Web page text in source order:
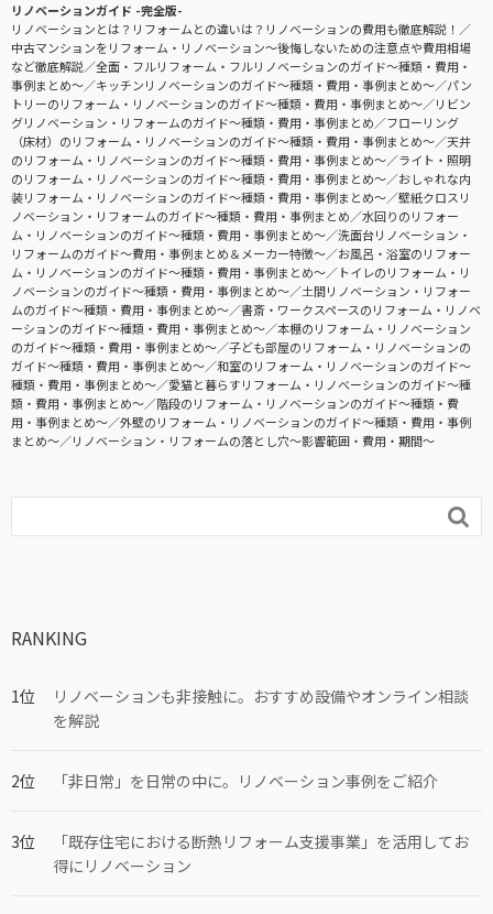
リノベーションガイド -完全版-
リノベーションとは？リフォームとの違いは？リノベーションの費用も徹底解説！
中古マンションをリフォーム・リノベーション〜後悔しないための注意点や費用相場
など徹底解説
全面・フルリフォーム・フルリノベーションのガイド〜種類・費用・
事例まとめ〜
キッチンリノベーションのガイド〜種類・費用・事例まとめ〜
パン
トリーのリフォーム・リノベーションのガイド〜種類・費用・事例まとめ〜
リビン
グリノベーション・リフォームのガイド〜種類・費用・事例まとめ
フローリング
（床材）のリフォーム・リノベーションのガイド〜種類・費用・事例まとめ〜
天井
のリフォーム・リノベーションのガイド〜種類・費用・事例まとめ〜
ライト・照明
のリフォーム・リノベーションのガイド〜種類・費用・事例まとめ〜
おしゃれな内
装リフォーム・リノベーションのガイド〜種類・費用・事例まとめ〜
壁紙クロスリ
ノベーション・リフォームのガイド〜種類・費用・事例まとめ
水回りのリフォー
ム・リノベーションのガイド〜種類・費用・事例まとめ〜
洗面台リノベーション・
リフォームのガイド〜費用・事例まとめ＆メーカー特徴〜
お風呂・浴室のリフォー
ム・リノベーションのガイド〜種類・費用・事例まとめ〜
トイレのリフォーム・リ
ノベーションのガイド〜種類・費用・事例まとめ〜
土間リノベーション・リフォー
ムのガイド〜種類・費用・事例まとめ〜
書斎・ワークスペースのリフォーム・リノベ
ーションのガイド〜種類・費用・事例まとめ〜
本棚のリフォーム・リノベーション
のガイド〜種類・費用・事例まとめ〜
子ども部屋のリフォーム・リノベーションの
ガイド〜種類・費用・事例まとめ〜
和室のリフォーム・リノベーションのガイド〜
種類・費用・事例まとめ〜
愛猫と暮らすリフォーム・リノベーションのガイド〜種
類・費用・事例まとめ〜
階段のリフォーム・リノベーションのガイド〜種類・費
用・事例まとめ〜
外壁のリフォーム・リノベーションのガイド〜種類・費用・事例
まとめ〜
リノベーション・リフォームの落とし穴～影響範囲・費用・期間～

RANKING
リノベーションも非接触に。おすすめ設備やオンライン相談
を解説
「非日常」を日常の中に。リノベーション事例をご紹介
「既存住宅における断熱リフォーム支援事業」を活用してお
得にリノベーション